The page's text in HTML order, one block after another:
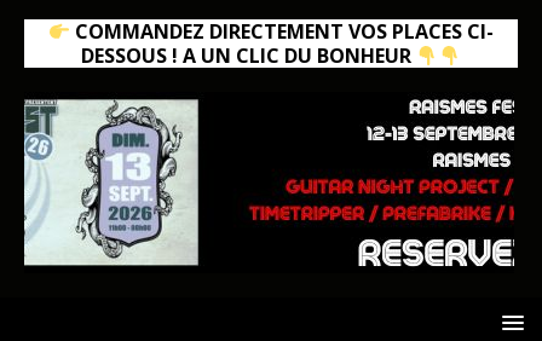
COMMANDEZ DIRECTEMENT VOS PLACES CI-
DESSOUS ! A UN CLIC DU BONHEUR